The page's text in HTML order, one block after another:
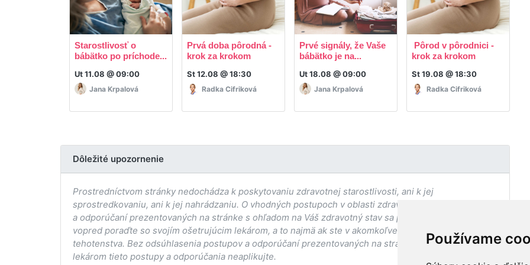
Používame
Starostlivosť o
bábätko po príchode...
Ut 11.08 @ 09:00
Jana Krpalová
Prvá doba pôrodná -
krok za krokom
St 12.08 @ 18:30
Radka Cifriková
Prvé signály, že Vaše
bábätko je na...
Ut 18.08 @ 09:00
Jana Krpalová
Pôrod v pôrodnici -
krok za krokom
St 19.08 @ 18:30
Radka Cifriková
Dôležité upozornenie
Prostredníctvom stránky nedochádza k poskytovaniu zdravotnej starostlivosti, ani k jej
sprostredkovaniu, ani k jej nahrádzaniu. O vhodných postupoch v oblasti zdravia, vhodnosti postupov
a odporúčaní prezentovaných na stránke s ohľadom na Váš zdravotný stav sa pred ich aplikáciou vždy
vopred poraďte so svojím ošetrujúcim lekárom, a to najmä ak ste v akomkoľvek štádiu
tehotenstva. Bez odsúhlasenia postupov a odporúčaní prezentovaných na stránke Vaším ošetrujúcim
lekárom tieto postupy a odporúčania neaplikujte.